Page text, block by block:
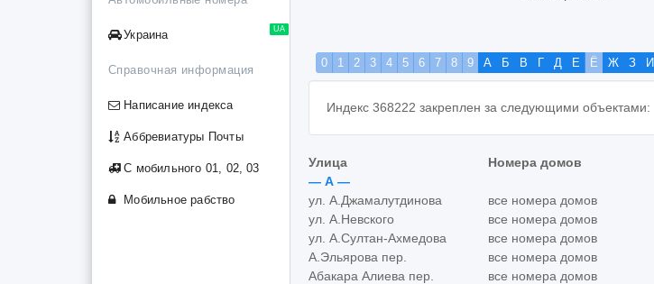
UA
Украина
Справочная информация
Написание индекса
Аббревиатуры Почты
С мобильного 01, 02, 03
Мобильное рабство
0 1 2 3 4 5 6 7 8 9 А Б В Г Д Е Ё Ж З И
Индекс 368222 закреплен за следующими объектами:
Улица
Номера домов
— А —
ул. А.Джамалутдинова
все номера домов
ул. А.Невского
все номера домов
ул. А.Султан-Ахмедова
все номера домов
А.Эльярова пер.
все номера домов
Абакара Алиева пер.
все номера домов